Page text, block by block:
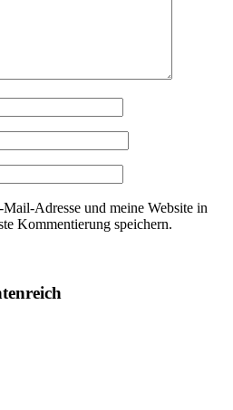
Adresse und meine Website in
Kommentierung speichern.